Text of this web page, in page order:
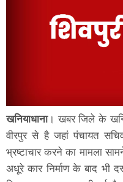
खनियाधाना। खबर जिले के
वीरपुर से है जहां पंचायत
भ्रष्टाचार करने का मामला
अधूरे कार निर्माण के बाद भी